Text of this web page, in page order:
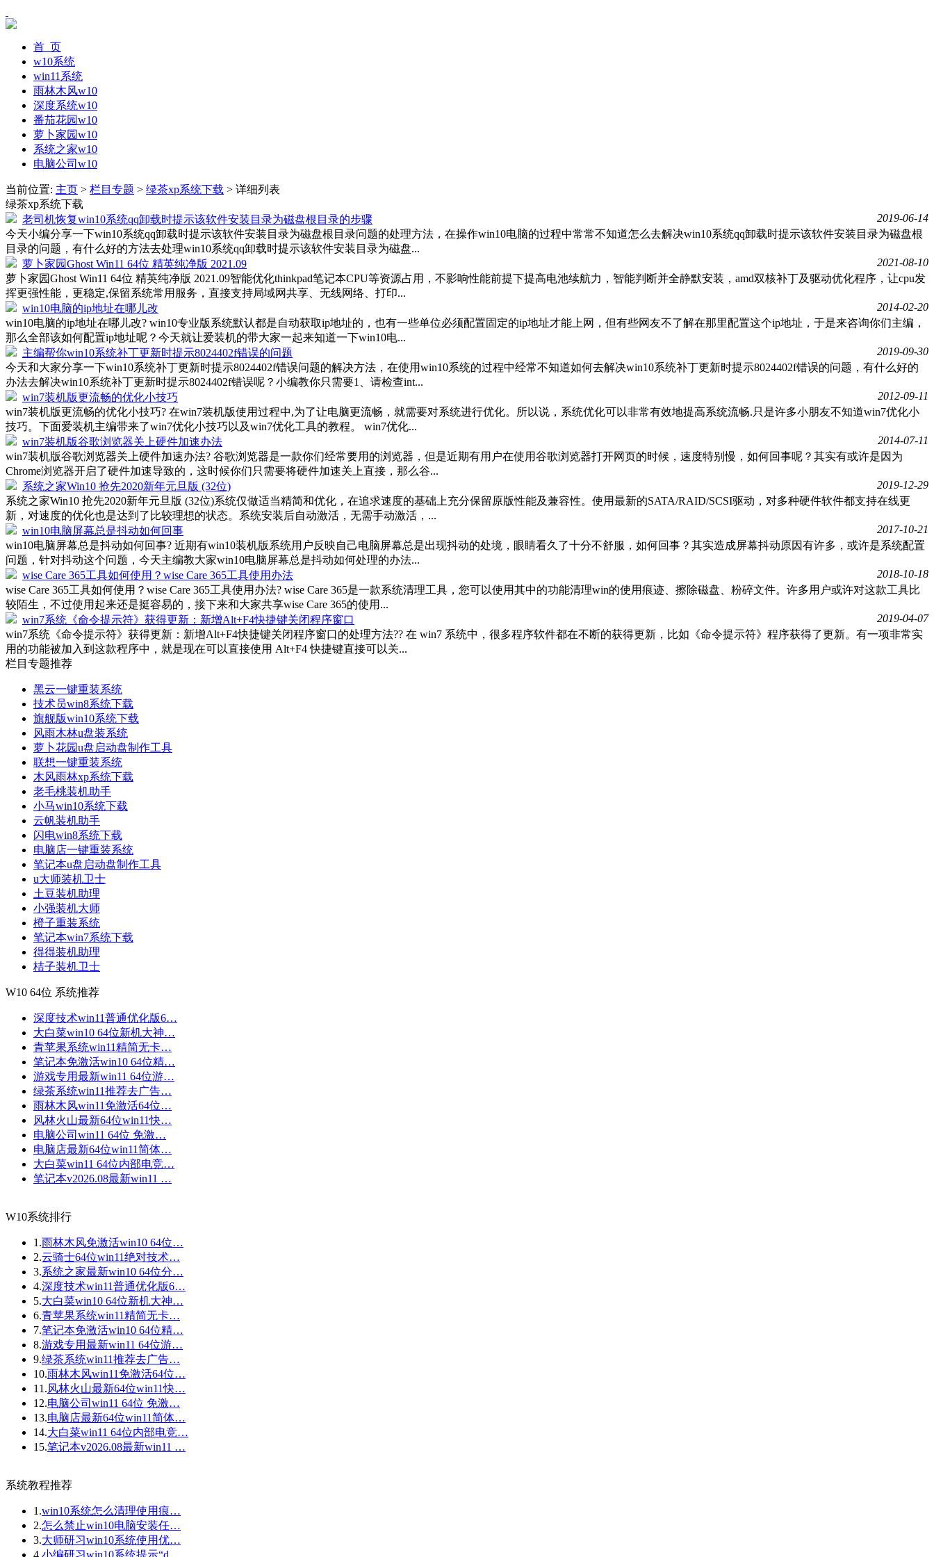
首 页
w10系统
win11系统
雨林木风w10
深度系统w10
番茄花园w10
萝卜家园w10
系统之家w10
电脑公司w10
当前位置: 主页 > 栏目专题 > 绿茶xp系统下载 > 详细列表
绿茶xp系统下载
2019-06-14
老司机恢复win10系统qq卸载时提示该软件安装目录为磁盘根目录的步骤
今天小编分享一下win10系统qq卸载时提示该软件安装目录为磁盘根目录问题的处理方法，在操作win10电脑的过程中常常不知道怎么去解决win10系统qq卸载时提示该软件安装目录为磁盘根
目录的问题，有什么好的方法去处理win10系统qq卸载时提示该软件安装目录为磁盘...
2021-08-10
萝卜家园Ghost Win11 64位 精英纯净版 2021.09
萝卜家园Ghost Win11 64位 精英纯净版 2021.09智能优化thinkpad笔记本CPU等资源占用，不影响性能前提下提高电池续航力，智能判断并全静默安装，amd双核补丁及驱动优化程序，让cpu发
挥更强性能，更稳定,保留系统常用服务，直接支持局域网共享、无线网络、打印...
2014-02-20
win10电脑的ip地址在哪儿改
win10电脑的ip地址在哪儿改? win10专业版系统默认都是自动获取ip地址的，也有一些单位必须配置固定的ip地址才能上网，但有些网友不了解在那里配置这个ip地址，于是来咨询你们主编，
那么全部该如何配置ip地址呢？今天就让爱装机的带大家一起来知道一下win10电...
2019-09-30
主编帮你win10系统补丁更新时提示8024402f错误的问题
今天和大家分享一下win10系统补丁更新时提示8024402f错误问题的解决方法，在使用win10系统的过程中经常不知道如何去解决win10系统补丁更新时提示8024402f错误的问题，有什么好的
办法去解决win10系统补丁更新时提示8024402f错误呢？小编教你只需要1、请检查int...
2012-09-11
win7装机版更流畅的优化小技巧
win7装机版更流畅的优化小技巧? 在win7装机版使用过程中,为了让电脑更流畅，就需要对系统进行优化。所以说，系统优化可以非常有效地提高系统流畅.只是许多小朋友不知道win7优化小
技巧。下面爱装机主编带来了win7优化小技巧以及win7优化工具的教程。 win7优化...
2014-07-11
win7装机版谷歌浏览器关上硬件加速办法
win7装机版谷歌浏览器关上硬件加速办法? 谷歌浏览器是一款你们经常要用的浏览器，但是近期有用户在使用谷歌浏览器打开网页的时候，速度特别慢，如何回事呢？其实有或许是因为
Chrome浏览器开启了硬件加速导致的，这时候你们只需要将硬件加速关上直接，那么谷...
2019-12-29
系统之家Win10 抢先2020新年元旦版 (32位)
系统之家Win10 抢先2020新年元旦版 (32位)系统仅做适当精简和优化，在追求速度的基础上充分保留原版性能及兼容性。使用最新的SATA/RAID/SCSI驱动，对多种硬件软件都支持在线更
新，对速度的优化也是达到了比较理想的状态。系统安装后自动激活，无需手动激活，...
2017-10-21
win10电脑屏幕总是抖动如何回事
win10电脑屏幕总是抖动如何回事? 近期有win10装机版系统用户反映自己电脑屏幕总是出现抖动的处境，眼睛看久了十分不舒服，如何回事？其实造成屏幕抖动原因有许多，或许是系统配置
问题，针对抖动这个问题，今天主编教大家win10电脑屏幕总是抖动如何处理的办法...
2018-10-18
wise Care 365工具如何使用？wise Care 365工具使用办法
wise Care 365工具如何使用？wise Care 365工具使用办法? wise Care 365是一款系统清理工具，您可以使用其中的功能清理win的使用痕迹、擦除磁盘、粉碎文件。许多用户或许对这款工具比
较陌生，不过使用起来还是挺容易的，接下来和大家共享wise Care 365的使用...
2019-04-07
win7系统《命令提示符》获得更新：新增Alt+F4快捷键关闭程序窗口
win7系统《命令提示符》获得更新：新增Alt+F4快捷键关闭程序窗口的处理方法?? 在 win7 系统中，很多程序软件都在不断的获得更新，比如《命令提示符》程序获得了更新。有一项非常实
用的功能被加入到这款程序中，就是现在可以直接使用 Alt+F4 快捷键直接可以关...
栏目专题推荐
黑云一键重装系统
技术员win8系统下载
旗舰版win10系统下载
风雨木林u盘装系统
萝卜花园u盘启动盘制作工具
联想一键重装系统
木风雨林xp系统下载
老毛桃装机助手
小马win10系统下载
云帆装机助手
闪电win8系统下载
电脑店一键重装系统
笔记本u盘启动盘制作工具
u大师装机卫士
土豆装机助理
小强装机大师
橙子重装系统
笔记本win7系统下载
得得装机助理
桔子装机卫士
W10 64位 系统推荐
深度技术win11普通优化版6…
大白菜win10 64位新机大神…
青苹果系统win11精简无卡…
笔记本免激活win10 64位精…
游戏专用最新win11 64位游…
绿茶系统win11推荐去广告…
雨林木风win11免激活64位…
风林火山最新64位win11快…
电脑公司win11 64位 免激…
电脑店最新64位win11简体…
大白菜win11 64位内部电竞…
笔记本v2026.08最新win11 …
W10系统排行
1.雨林木风免激活win10 64位…
2.云骑士64位win11绝对技术…
3.系统之家最新win10 64位分…
4.深度技术win11普通优化版6…
5.大白菜win10 64位新机大神…
6.青苹果系统win11精简无卡…
7.笔记本免激活win10 64位精…
8.游戏专用最新win11 64位游…
9.绿茶系统win11推荐去广告…
10.雨林木风win11免激活64位…
11.风林火山最新64位win11快…
12.电脑公司win11 64位 免激…
13.电脑店最新64位win11简体…
14.大白菜win11 64位内部电竞…
15.笔记本v2026.08最新win11 …
系统教程推荐
1.win10系统怎么清理使用痕…
2.怎么禁止win10电脑安装任…
3.大师研习win10系统使用优…
4. 小编研习win10系统提示“d…